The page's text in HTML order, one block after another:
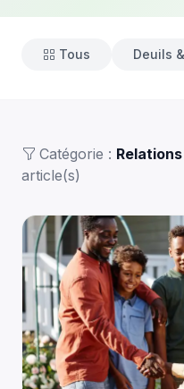
Tous Deuils
Catégorie :
article(s)